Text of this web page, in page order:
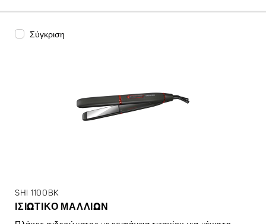
Σύγκριση
SHI 1100BK
ΙΣΙΩΤΙΚΟ ΜΑΛΛΙΩΝ